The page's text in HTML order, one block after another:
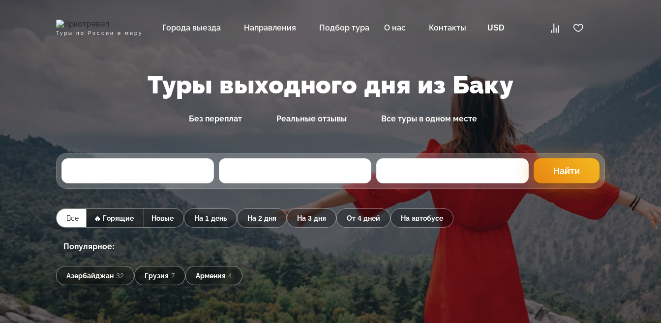
Туры по России и миру
Города выезда Направления Подбор тура О нас Контакты USD
Туры выходного дня из Баку
Без переплат Реальные отзывы Все туры в одном месте
Найти
Все 🔥 Горящие Новые На 1 день На 2 дня На 3 дня От 4 дней На автобусе
Популярное:
Азербайджан 32 Грузия 7 Армения 4